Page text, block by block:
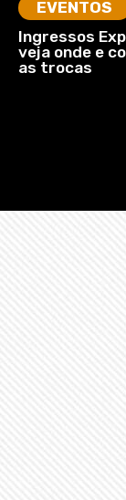
EVENTOS
Ingressos
veja onde e
as trocas